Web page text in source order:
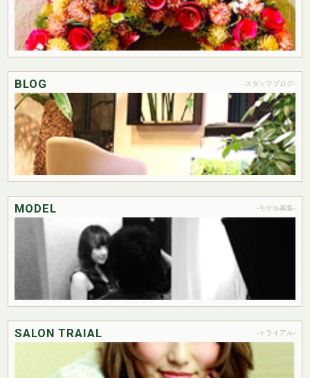
BLOG -スタッフブログ-
MODEL -モデル募集-
SALON TRAIAL -トライアル-